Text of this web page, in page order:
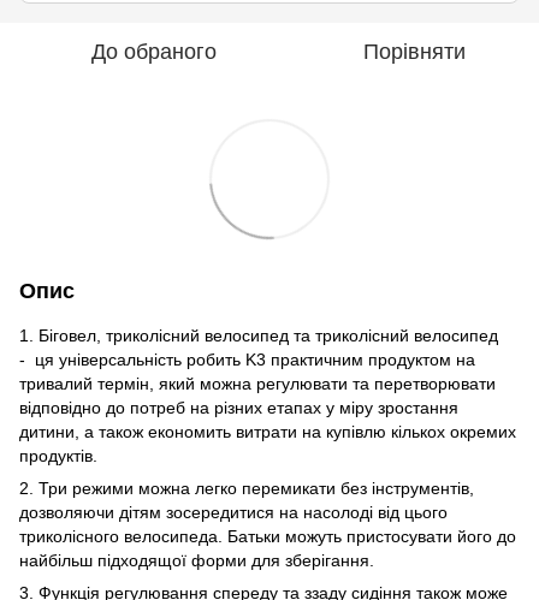
До обраного Порівняти
Опис
1. Біговел, триколісний велосипед та триколісний велосипед
- ця універсальність робить K3 практичним продуктом на
тривалий термін, який можна регулювати та перетворювати
відповідно до потреб на різних етапах у міру зростання
дитини, а також економить витрати на купівлю кількох окремих
продуктів.
2. Три режими можна легко перемикати без інструментів,
дозволяючи дітям зосередитися на насолоді від цього
триколісного велосипеда. Батьки можуть пристосувати його до
найбільш підходящої форми для зберігання.
3. Функція регулювання спереду та ззаду сидіння також може